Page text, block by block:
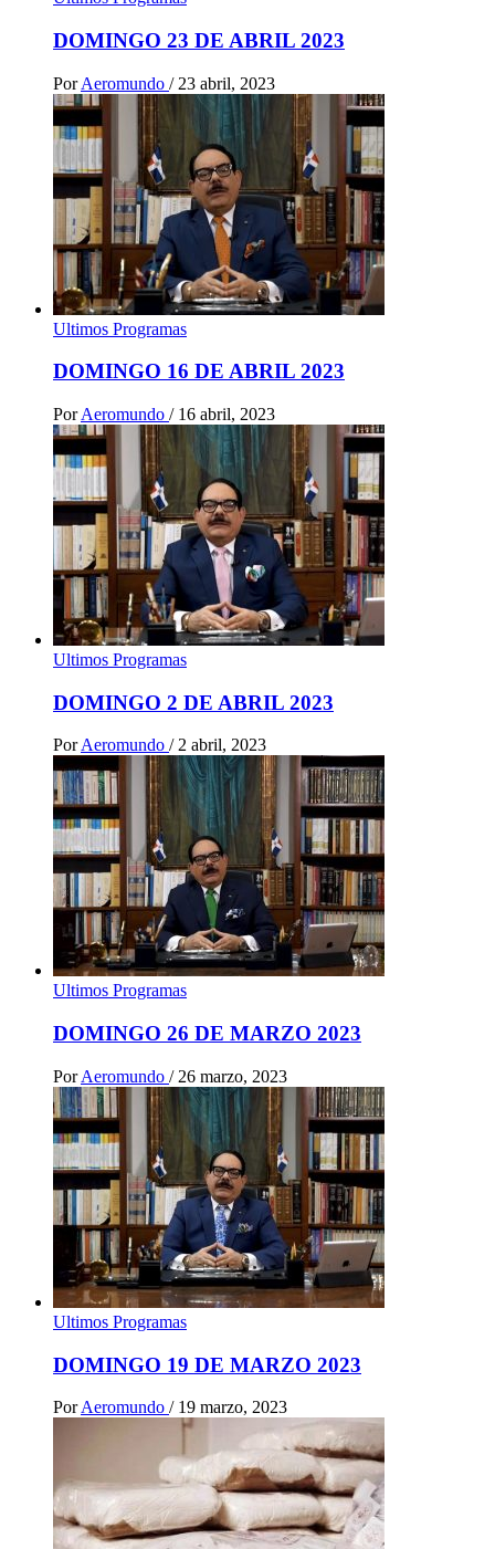
DOMINGO 23 DE ABRIL 2023
Por Aeromundo / 23 abril, 2023
Ultimos Programas
DOMINGO 16 DE ABRIL 2023
Por Aeromundo / 16 abril, 2023
Ultimos Programas
DOMINGO 2 DE ABRIL 2023
Por Aeromundo / 2 abril, 2023
Ultimos Programas
DOMINGO 26 DE MARZO 2023
Por Aeromundo / 26 marzo, 2023
Ultimos Programas
DOMINGO 19 DE MARZO 2023
Por Aeromundo / 19 marzo, 2023